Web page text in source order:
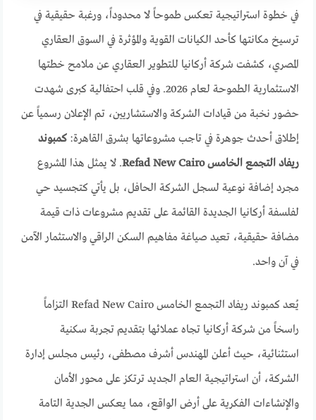
في خطوة استراتيجية تعكس طموحاً لا محدوداً، ورغبة حقيقية في
ترسيخ مكانتها كأحد الكيانات القوية والمؤثرة في السوق العقاري
المصري، كشفت شركة أركانيا للتطوير العقاري عن ملامح خطتها
الاستثمارية الطموحة لعام 2026. وفي قلب احتفالية كبرى شهدت
حضور نخبة من قيادات الشركة والاستشاريين، تم الإعلان رسمياً عن
إطلاق أحدث جوهرة في تاجب مشروعاتها بشرق القاهرة: كمبوند
ريفاد التجمع الخامس Refad New Cairo
. لا يمثل هذا المشروع
مجرد إضافة نوعية لسجل الشركة الحافل، بل يأتي كتجسيد حي
لفلسفة أركانيا الجديدة القائمة على تقديم مشروعات ذات قيمة
مضافة حقيقية، تعيد صياغة مفاهيم السكن الراقي والاستثمار الآمن
في آن واحد.
يُعد كمبوند ريفاد التجمع الخامس Refad New Cairo التزاماً
راسخاً من شركة أركانيا تجاه عملائها بتقديم تجربة سكنية
استثنائية، حيث أعلن المهندس أشرف مصطفى، رئيس مجلس إدارة
الشركة، أن استراتيجية العام الجديد ترتكز على محور الأمان
والإنشاءات الفكرية على أرض الواقع، مما يعكس الجدية التامة